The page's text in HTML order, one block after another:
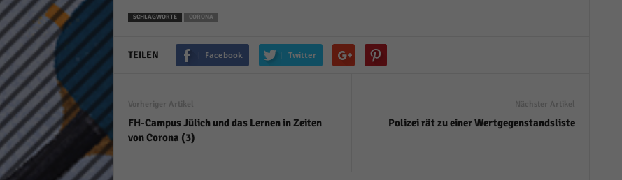
SCHLAGWORTE CORONA
TEILEN Facebook Twitter
Vorheriger Artikel
FH-Campus Jülich und das Lernen in Zeiten
von Corona (3)
Nächster Artikel
Polizei rät zu einer Wertgegenstandsliste